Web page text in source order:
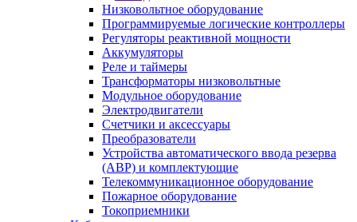
Низковольтное оборудование
Программируемые логические контроллеры
Регуляторы реактивной мощности
Аккумуляторы
Реле и таймеры
Трансформаторы низковольтные
Модульное оборудование
Электродвигатели
Счетчики и аксессуары
Преобразователи
Устройства автоматического ввода резерва
(АВР) и комплектующие
Телекоммуникационное оборудование
Пожарное оборудование
Токоприемники